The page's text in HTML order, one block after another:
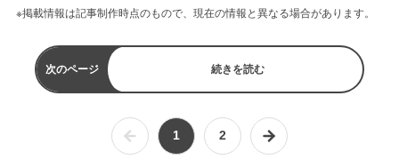
※掲載情報は記事制作時点のもので、現在の情報と異なる場合があります。
次のページ 続きを読む
1 2